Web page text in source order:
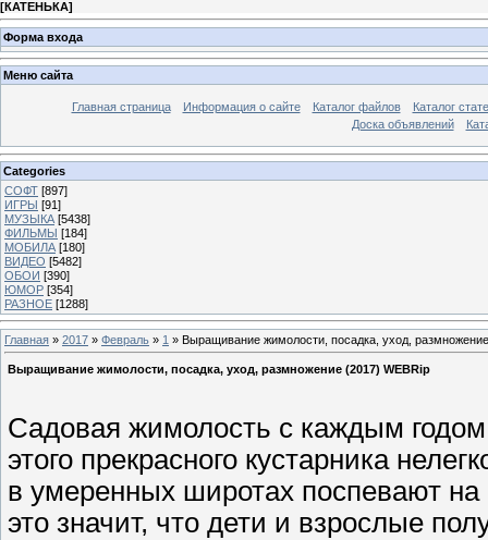
[КАТЕНЬКА]
Форма входа
Меню сайта
Главная страница Информация о сайте Каталог файлов
Каталог
Доска объявлений
Categories
СОФТ [897]
ИГРЫ [91]
МУЗЫКА [5438]
ФИЛЬМЫ [184]
МОБИЛА [180]
ВИДЕО [5482]
ОБОИ [390]
ЮМОР [354]
РАЗНОЕ [1288]
Главная » 2017 » Февраль » 1 » Выращивание жимолости, посадка, уход,
Выращивание жимолости, посадка, уход, размножение (2017) WEBRip
Садовая жимолость с каждым
этого прекрасного кустарника
в умеренных широтах поспевают
это значит, что дети и взрослые